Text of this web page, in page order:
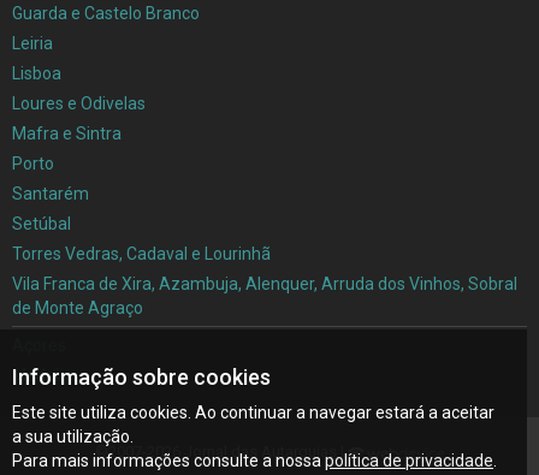
Guarda e Castelo Branco
Leiria
Lisboa
Loures e Odivelas
Mafra e Sintra
Porto
Santarém
Setúbal
Torres Vedras, Cadaval e Lourinhã
Vila Franca de Xira, Azambuja, Alenquer, Arruda dos Vinhos, Sobral
de Monte Agraço
Madeira
©2007-2026 Jornal das Autarquias |
Informação sobre cookies
Este site utiliza cookies. Ao continuar a navegar estará a aceitar
a sua utilização.
Para mais informações consulte a nossa política de privacidade